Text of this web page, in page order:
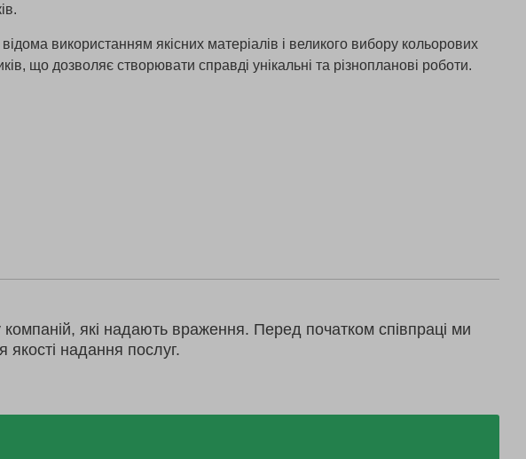
відома використанням якісних матеріалів і великого вибору кольорових
що дозволяє створювати справді унікальні та різнопланові роботи.
які надають враження. Перед початком співпраці ми
надання послуг.